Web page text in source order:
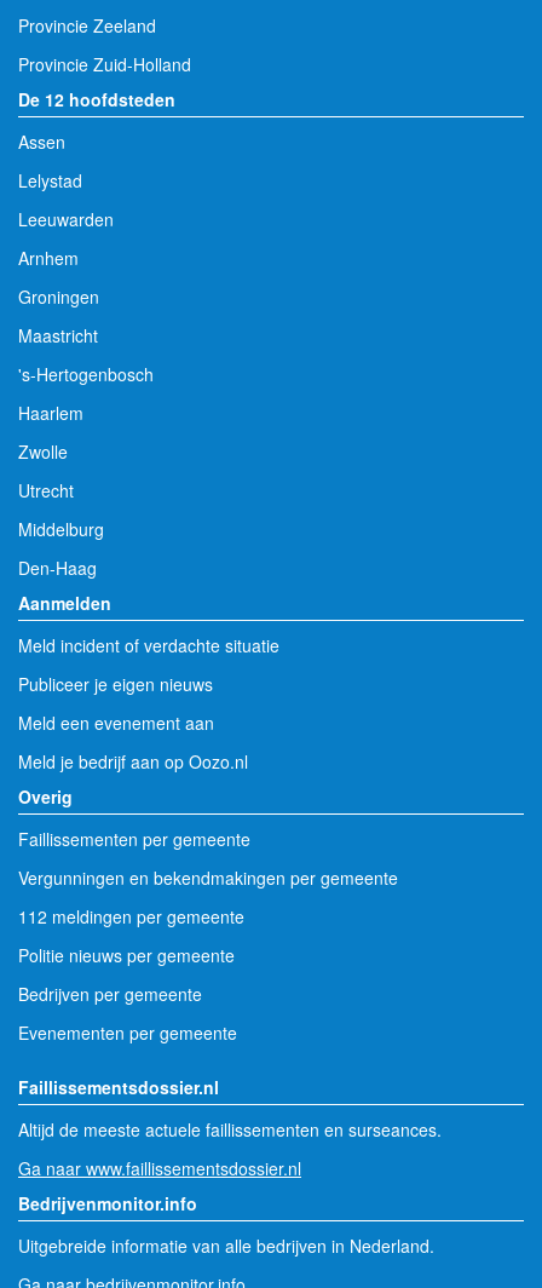
Provincie Zeeland
Provincie Zuid-Holland
De 12 hoofdsteden
Assen
Lelystad
Leeuwarden
Arnhem
Groningen
Maastricht
's-Hertogenbosch
Haarlem
Zwolle
Utrecht
Middelburg
Den-Haag
Aanmelden
Meld incident of verdachte situatie
Publiceer je eigen nieuws
Meld een evenement aan
Meld je bedrijf aan op Oozo.nl
Overig
Faillissementen per gemeente
Vergunningen en bekendmakingen per gemeente
112 meldingen per gemeente
Politie nieuws per gemeente
Bedrijven per gemeente
Evenementen per gemeente
Faillissementsdossier.nl
Altijd de meeste actuele faillissementen en surseances.
Ga naar www.faillissementsdossier.nl
Bedrijvenmonitor.info
Uitgebreide informatie van alle bedrijven in Nederland.